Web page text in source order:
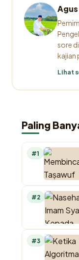
sore
kajian
Lihat
Paling
#1
#2
#3